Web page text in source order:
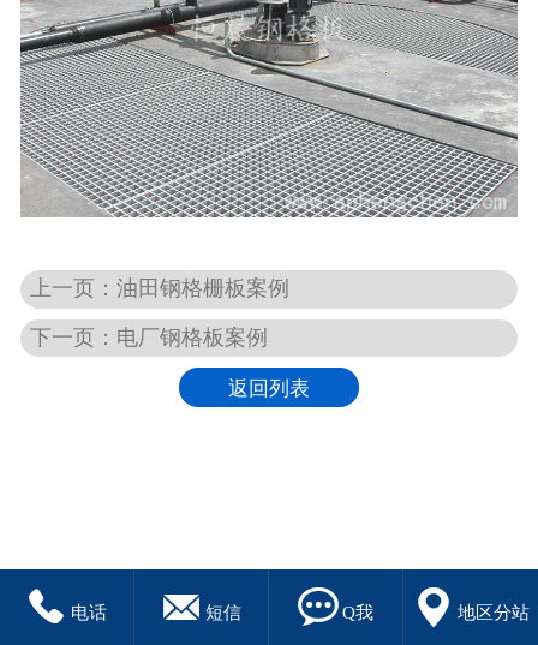
企业相册
联系我们
上一页：油田钢格栅板案例
下一页：电厂钢格板案例
返回列表
 电话  短信 Q我  地区分站